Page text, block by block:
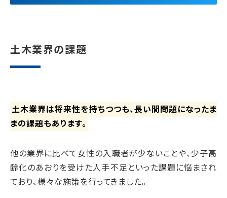
土木業界の課題
土木業界は将来性を持ちつつも、長い間問題になったま
まの課題もあります。
他の業界に比べて女性の入職者が少ないことや、少子高
齢化のあおりを受けた人手不足といった課題に悩まされ
ており、様々な施策を行ってきました。